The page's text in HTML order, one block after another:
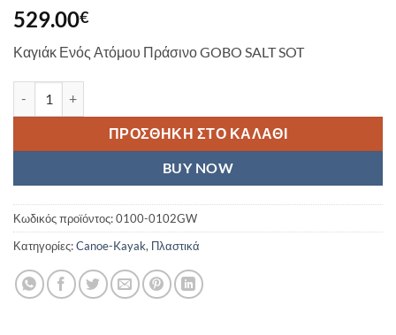
529.00€
Καγιάκ Ενός Ατόμου Πράσινο GOBO SALT SOT
ΠΡΟΣΘΉΚΗ ΣΤΟ ΚΑΛΆΘΙ
BUY NOW
Κωδικός προϊόντος:0100-0102GW
Κατηγορίες:Canoe-Kayak, Πλαστικά